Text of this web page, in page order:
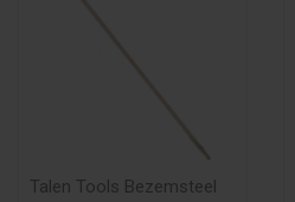
Talen Tools Bezemsteel